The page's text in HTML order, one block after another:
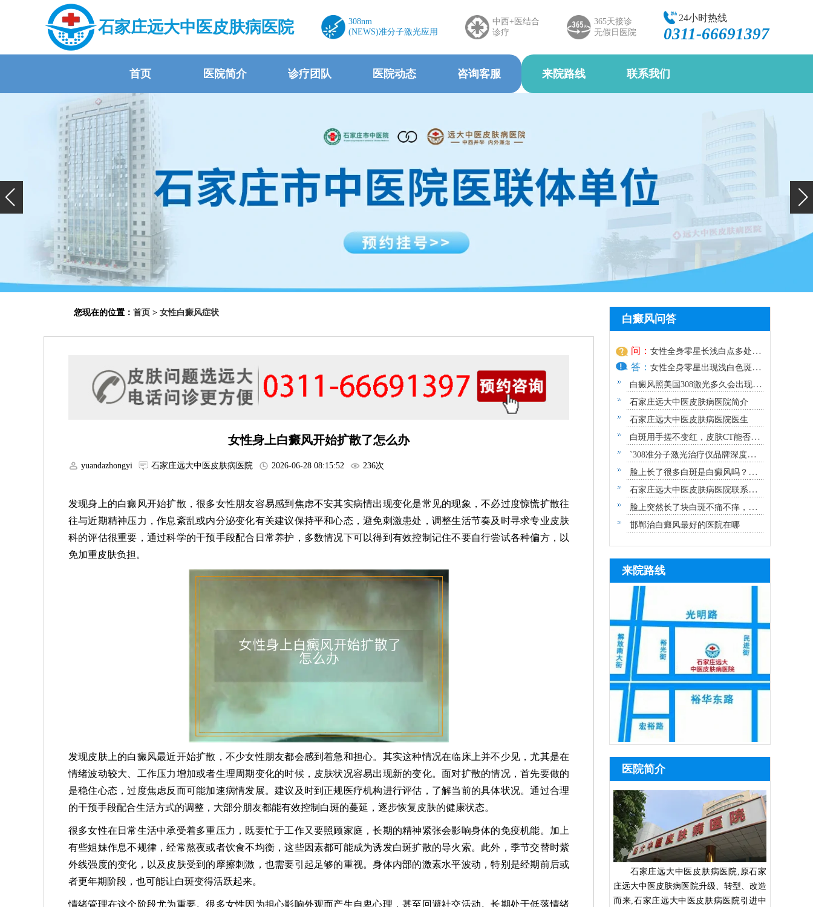
石家庄远大中医皮肤病医院
308nm
(NEWS)准分子激光应用
中西+医结合
诊疗
365天接诊
无假日医院
24小时热线
0311-66691397
首页 医院简介 诊疗团队 医院动态 咨询客服 来院路线 联系我们
您现在的位置： 首页 > 女性白癜风症状
女性身上白癜风开始扩散了怎么办
yuandazhongyi 石家庄远大中医皮肤病医院 2026-06-28 08:15:52 236次
发现身上的白癜风开始扩散，很多女性朋友容易感到焦虑不安其实病情出现变化是常见的现象，不必过度惊慌扩散往
往与近期精神压力，作息紊乱或内分泌变化有关建议保持平和心态，避免刺激患处，调整生活节奏及时寻求专业皮肤
科的评估很重要，通过科学的干预手段配合日常养护，多数情况下可以得到有效控制记住不要自行尝试各种偏方，以
免加重皮肤负担。
发现皮肤上的白癜风最近开始扩散，不少女性朋友都会感到着急和担心。其实这种情况在临床上并不少见，尤其是在
情绪波动较大、工作压力增加或者生理周期变化的时候，皮肤状况容易出现新的变化。面对扩散的情况，首先要做的
是稳住心态，过度焦虑反而可能加速病情发展。建议及时到正规医疗机构进行评估，了解当前的具体状况。通过合理
的干预手段配合生活方式的调整，大部分朋友都能有效控制白斑的蔓延，逐步恢复皮肤的健康状态。
很多女性在日常生活中承受着多重压力，既要忙于工作又要照顾家庭，长期的精神紧张会影响身体的免疫机能。加上
有些姐妹作息不规律，经常熬夜或者饮食不均衡，这些因素都可能成为诱发白斑扩散的导火索。此外，季节交替时紫
外线强度的变化，以及皮肤受到的摩擦刺激，也需要引起足够的重视。身体内部的激素水平波动，特别是经期前后或
者更年期阶段，也可能让白斑变得活跃起来。
情绪管理在这个阶段尤为重要。很多女性因为担心影响外观而产生自卑心理，甚至回避社交活动。长期处于低落情绪
白癜风问答
问： 女性全身零星长浅白点多处小
块白斑是什么
答： 女性全身零星出现浅白色斑
点，多处
白癜风照美国308激光多久会出现效
果？
石家庄远大中医皮肤病医院简介
石家庄远大中医皮肤病医院医生
白斑用手搓不变红，皮肤CT能否确
诊白癜风？
`308准分子激光治疗仪品牌深度解
析：专业视角下的优选指南`
脸上长了很多白斑是白癜风吗？需
要做哪些检查？
石家庄远大中医皮肤病医院联系方
式地址
脸上突然长了块白斑不痛不痒，原
因及应对指南
邯郸治白癜风最好的医院在哪
来院路线
医院简介
石家庄远大中医皮肤病医院,原石家
庄远大中医皮肤病医院升级、转型、改造
而来,石家庄远大中医皮肤病医院引进中